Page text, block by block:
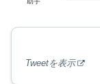
Tweetを表示